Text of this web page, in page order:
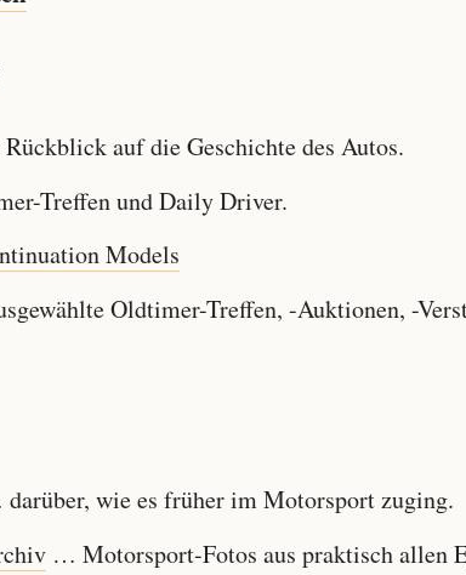
auf die Geschichte des Autos.
Treffen und Daily Driver.
Models
Oldtimer-Treffen, -Auktionen, -
wie es früher im Motorsport zuging.
… Motorsport-Fotos aus praktisch allen